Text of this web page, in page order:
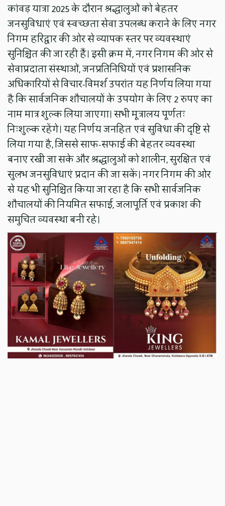
कांवड़ यात्रा 2025 के दौरान श्रद्धालुओं को बेहतर
जनसुविधाएं एवं स्वच्छता सेवा उपलब्ध कराने के लिए नगर
निगम हरिद्वार की ओर से व्यापक स्तर पर व्यवस्थाएं
सुनिश्चित की जा रही हैं। इसी क्रम में, नगर निगम की ओर से
सेवाप्रदाता संस्थाओं, जनप्रतिनिधियों एवं प्रशासनिक
अधिकारियों से विचार-विमर्श उपरांत यह निर्णय लिया गया
है कि सार्वजनिक शौचालयों के उपयोग के लिए 2 रुपए का
नाम मात्र शुल्क लिया जाएगा। सभी मूत्रालय पूर्णतः
निःशुल्क रहेंगे। यह निर्णय जनहित एवं सुविधा की दृष्टि से
लिया गया है, जिससे साफ-सफाई की बेहतर व्यवस्था
बनाए रखी जा सके और श्रद्धालुओं को शालीन, सुरक्षित एवं
सुलभ जनसुविधाएं प्रदान की जा सकें। नगर निगम की ओर
से यह भी सुनिश्चित किया जा रहा है कि सभी सार्वजनिक
शौचालयों की नियमित सफाई, जलापूर्ति एवं प्रकाश की
समुचित व्यवस्था बनी रहे।